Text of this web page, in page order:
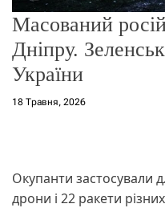
Масований
Дніпру.
України
18 Травня, 2026
Окупанти застосували
дрони і 22 ракети